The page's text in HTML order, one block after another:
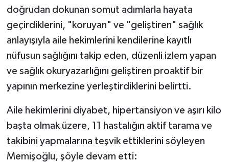
doğrudan dokunan somut adımlarla hayata
geçirdiklerini, "koruyan" ve "geliştiren" sağlık
anlayışıyla aile hekimlerini kendilerine kayıtlı
nüfusun sağlığını takip eden, düzenli izlem yapan
ve sağlık okuryazarlığını geliştiren proaktif bir
yapının merkezine yerleştirdiklerini belirtti.
Aile hekimlerini diyabet, hipertansiyon ve aşırı kilo
başta olmak üzere, 11 hastalığın aktif tarama ve
takibini yapmalarına teşvik ettiklerini söyleyen
Memişoğlu, şöyle devam etti: